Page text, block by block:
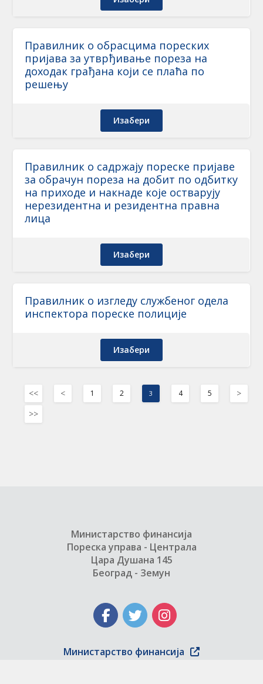
Правилник о обрасцима пореских
пријава за утврђивање пореза на
доходак грађана који се плаћа по
решењу
Изабери
Правилник о садржају пореске пријаве
за обрачун пореза на добит по одбитку
на приходе и накнаде које остварују
нерезидентна и резидентна правна
лица
Изабери
Правилник о изгледу службеног одела
инспектора пореске полиције
Изабери
<< < 1 2 3 4 5
>
>>
Министарство финансија
Пореска управа - Централа
Цара Душана 145
Београд - Земун
Министарство финансија